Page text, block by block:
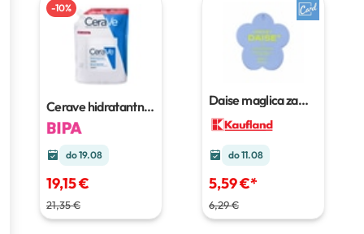
-10%
Cerave hidratantna
krema
do 19.08
19,15 €
21,35 €
Daise maglica za
do 11.08
5,59 €*
6,29 €